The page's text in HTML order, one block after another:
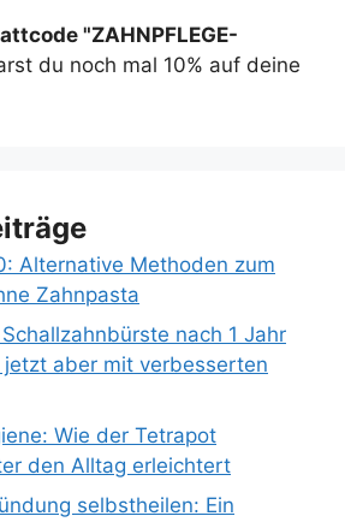
"ZAHNPFLEGE-
du noch mal 10% auf deine
Alternative Methoden zum
Zahnpasta
nach 1 Jahr
jetzt aber mit verbesserten
Wie der Tetrapot
den Alltag erleichtert
selbstheilen: Ein